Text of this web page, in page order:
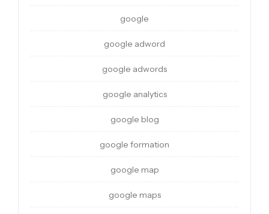
google
google adword
google adwords
google analytics
google blog
google formation
google map
google maps